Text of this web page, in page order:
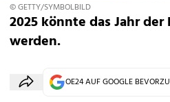
© GETTY/SYMBOLBILD
2025 könnte das Jahr
werden.
OE24 AUF GOOGLE